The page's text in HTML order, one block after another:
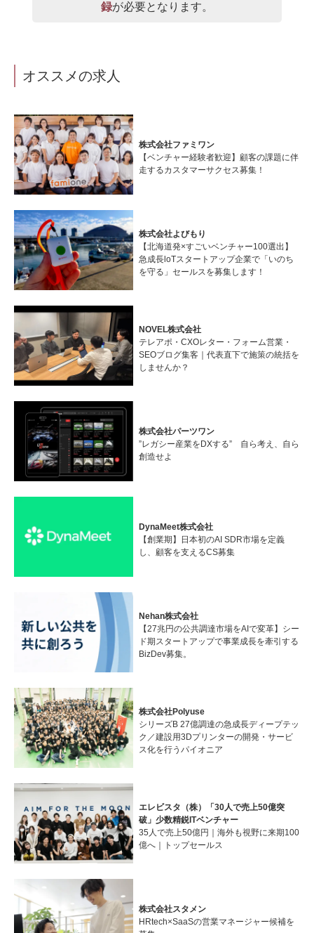
録が必要となります。
オススメの求人
株式会社ファミワン
【ベンチャー経験者歓迎】顧客の課題に伴
走するカスタマーサクセス募集！
株式会社よびもり
【北海道発×すごいベンチャー100選出】
急成長loTスタートアップ企業で「いのち
を守る」セールスを募集します！
NOVEL株式会社
テレアポ・CXOレター・フォーム営業・
SEOブログ集客｜代表直下で施策の統括を
しませんか？
株式会社パーツワン
”レガシー産業をDXする” 自ら考え、自ら
創造せよ
DynaMeet株式会社
【創業期】日本初のAI SDR市場を定義
し、顧客を支えるCS募集
Nehan株式会社
【27兆円の公共調達市場をAIで変革】シー
ド期スタートアップで事業成長を牽引する
BizDev募集。
株式会社Polyuse
シリーズB 27億調達の急成長ディープテッ
ク／建設用3Dプリンターの開発・サービ
ス化を行うパイオニア
エレビスタ（株）「30人で売上50億突
破」少数精鋭ITベンチャー
35人で売上50億円｜海外も視野に来期100
億へ｜トップセールス
株式会社スタメン
HRtech×SaaSの営業マネージャー候補を